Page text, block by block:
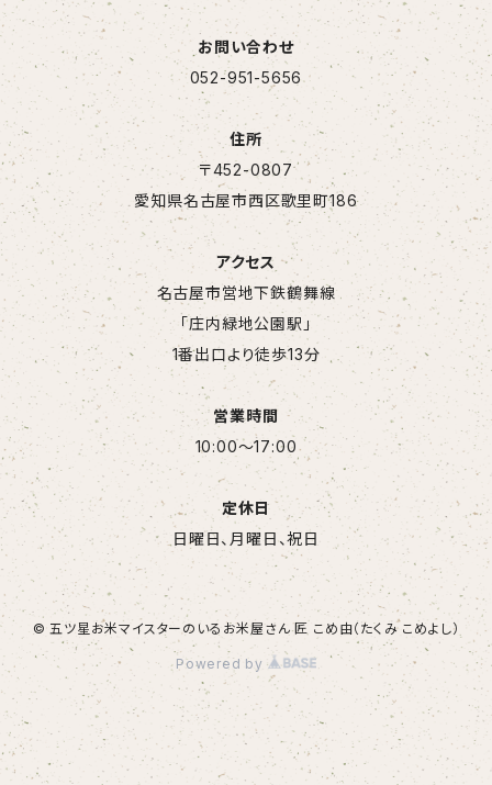
お問い合わせ
052-951-5656
住所
〒452-0807
愛知県名古屋市西区歌里町186
アクセス
名古屋市営地下鉄鶴舞線
「庄内緑地公園駅」
1番出口より徒歩13分
営業時間
10:00～17:00
定休日
日曜日、月曜日、祝日
© 五ツ星お米マイスターのいるお米屋さん 匠 こめ由（たくみ こめよし）
Powered by